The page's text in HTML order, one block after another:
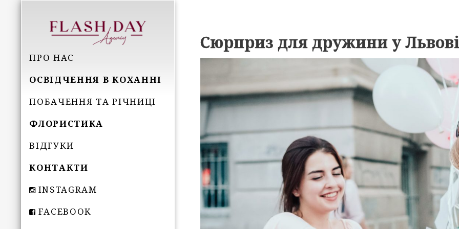
ПРО НАС
ОСВІДЧЕННЯ В КОХАННІ
ПОБАЧЕННЯ ТА РІЧНИЦІ
ФЛОРИСТИКА
ВІДГУКИ
КОНТАКТИ
INSTAGRAM
FACEBOOK
Сюрприз для дружини у